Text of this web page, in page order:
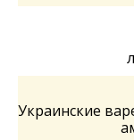
Украинские